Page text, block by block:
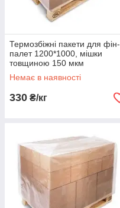
Термозбіжні пакети для фін-
палет 1200*1000, мішки
товщиною 150 мкм
Немає в наявності
330 ₴/кг